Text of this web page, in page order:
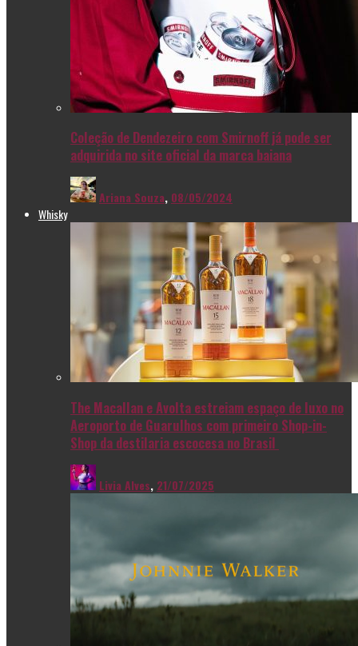
Coleção de Dendezeiro com Smirnoff já pode ser
adquirida no site oficial da marca baiana
Ariana Souza, 08/05/2024
Whisky
The Macallan e Avolta estreiam espaço de luxo no
Aeroporto de Guarulhos com primeiro Shop-in-
Shop da destilaria escocesa no Brasil
Livia Alves, 21/07/2025